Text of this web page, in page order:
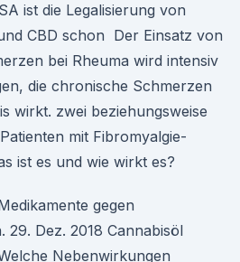
ist die Legalisierung von
CBD schon Der Einsatz von
bei Rheuma wird intensiv
die chronische Schmerzen
wirkt. zwei beziehungsweise
mit Fibromyalgie-
ist es und wie wirkt es?
gegen
29. Dez. 2018 Cannabisöl
Nebenwirkungen